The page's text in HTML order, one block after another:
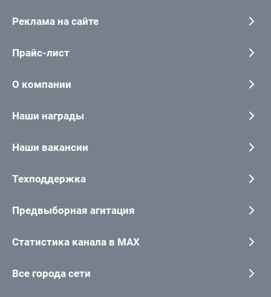
Реклама на сайте
Прайс-лист
О компании
Наши награды
Наши вакансии
Техподдержка
Предвыборная агитация
Статистика канала в MAX
Все города сети